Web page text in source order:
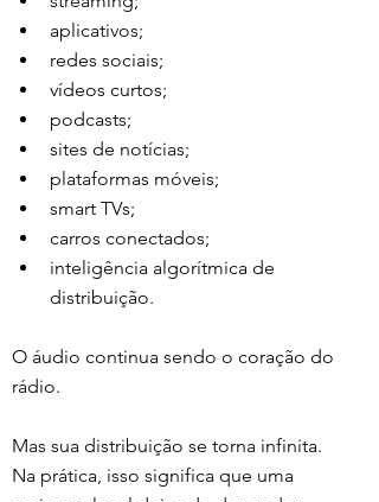
aplicativos;
redes sociais;
vídeos curtos;
podcasts;
sites de notícias;
plataformas móveis;
smart TVs;
carros conectados;
inteligência algorítmica de
distribuição.
O áudio continua sendo o coração do
rádio.
Mas sua distribuição se torna infinita.
Na prática, isso significa que uma